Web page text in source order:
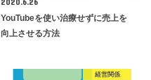
YouTubeを使い治療せずに売上を
向上させる方法
経営関係